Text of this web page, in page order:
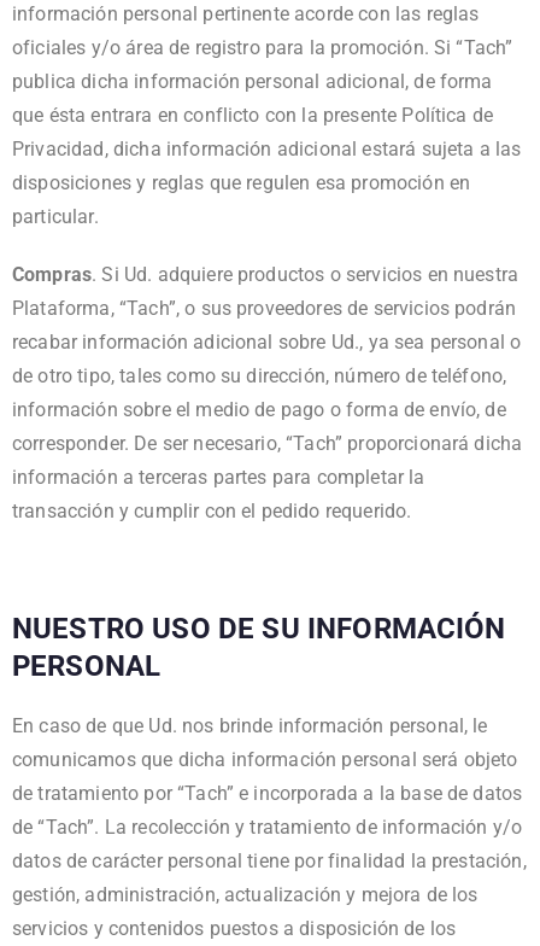
información personal pertinente acorde con las reglas
oficiales y/o área de registro para la promoción. Si “Tach”
publica dicha información personal adicional, de forma
que ésta entrara en conflicto con la presente Política de
Privacidad, dicha información adicional estará sujeta a las
disposiciones y reglas que regulen esa promoción en
particular.
Compras. Si Ud. adquiere productos o servicios en nuestra
Plataforma, “Tach”, o sus proveedores de servicios podrán
recabar información adicional sobre Ud., ya sea personal o
de otro tipo, tales como su dirección, número de teléfono,
información sobre el medio de pago o forma de envío, de
corresponder. De ser necesario, “Tach” proporcionará dicha
información a terceras partes para completar la
transacción y cumplir con el pedido requerido.
NUESTRO USO DE SU INFORMACIÓN
PERSONAL
En caso de que Ud. nos brinde información personal, le
comunicamos que dicha información personal será objeto
de tratamiento por “Tach” e incorporada a la base de datos
de “Tach”. La recolección y tratamiento de información y/o
datos de carácter personal tiene por finalidad la prestación,
gestión, administración, actualización y mejora de los
servicios y contenidos puestos a disposición de los